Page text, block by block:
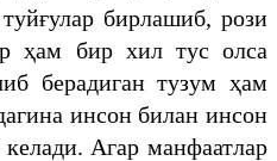
бирлашиб, рози
ҳам бир хил тус олса
берадиган тузум ҳам
инсон билан инсон
келади. Агар манфаатлар